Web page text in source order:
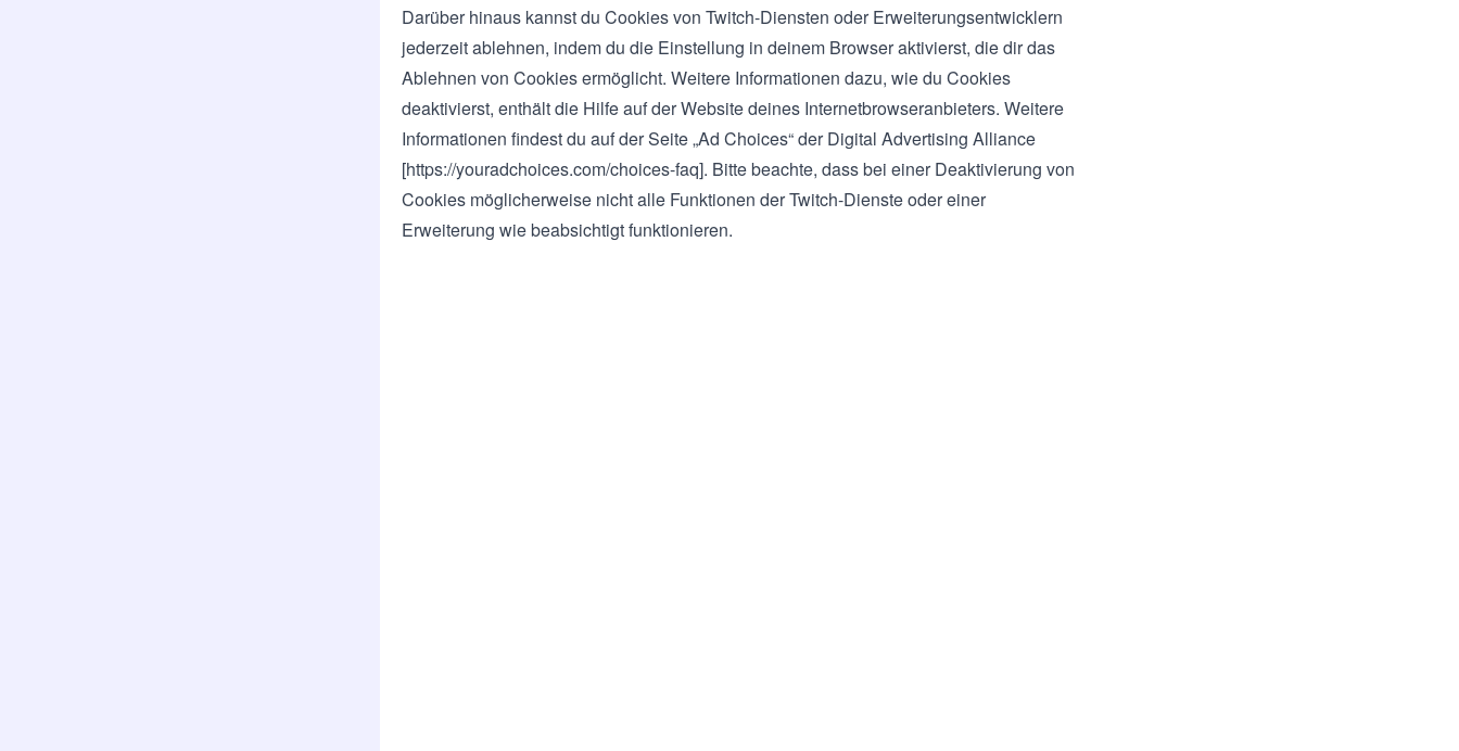
Darüber hinaus kannst du Cookies von Twitch-Diensten oder Erweiterungsentwicklern
jederzeit ablehnen, indem du die Einstellung in deinem Browser aktivierst, die dir das
Ablehnen von Cookies ermöglicht. Weitere Informationen dazu, wie du Cookies
deaktivierst, enthält die Hilfe auf der Website deines Internetbrowseranbieters. Weitere
Informationen findest du auf der Seite „Ad Choices“ der Digital Advertising Alliance
[https://youradchoices.com/choices-faq]. Bitte beachte, dass bei einer Deaktivierung von
Cookies möglicherweise nicht alle Funktionen der Twitch-Dienste oder einer
Erweiterung wie beabsichtigt funktionieren.